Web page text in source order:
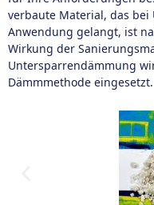
verbaute Material, das
Anwendung gelangt, ist
Wirkung der
Untersparrendämmung
Dämmmethode eingesetzt.